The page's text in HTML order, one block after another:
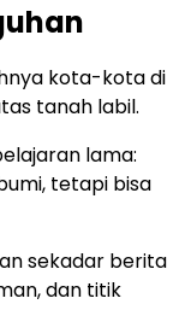
kota-kota di
tanah labil.
lama:
tetapi bisa
sekadar berita
dan titik